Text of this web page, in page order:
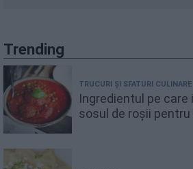
Trending
TRUCURI ȘI SFATURI CULINARE
Ingredientul pe care
sosul de roșii